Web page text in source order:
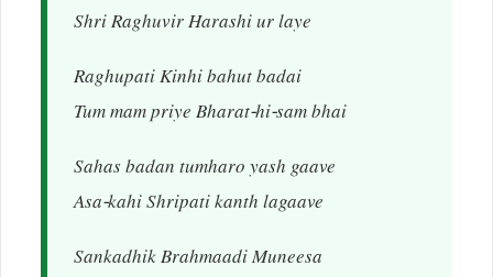
Shri Raghuvir Harashi ur laye
Raghupati Kinhi bahut badai
Tum mam priye Bharat-hi-sam bhai
Sahas badan tumharo yash gaave
Asa-kahi Shripati kanth lagaave
Sankadhik Brahmaadi Muneesa